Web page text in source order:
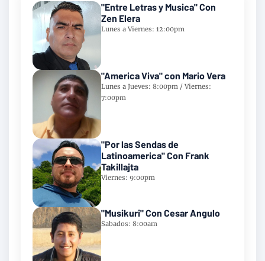
"Entre Letras y Musica" Con
Zen Elera
Lunes a Viernes: 12:00pm
"America Viva" con Mario Vera
Lunes a Jueves: 8:00pm / Viernes:
7:00pm
"Por las Sendas de
Latinoamerica" Con Frank
Takillajta
Viernes: 9:00pm
"Musikuri" Con Cesar Angulo
Sabados: 8:00am